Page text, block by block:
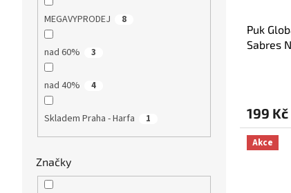
MEGAVYPRODEJ 8
nad 60% 3
nad 40% 4
Skladem Praha - Harfa 1
Značky
Puk
Sabres
199 Kč
Akce